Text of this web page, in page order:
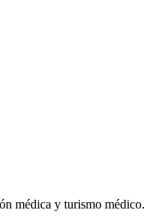
médica y turismo médico.